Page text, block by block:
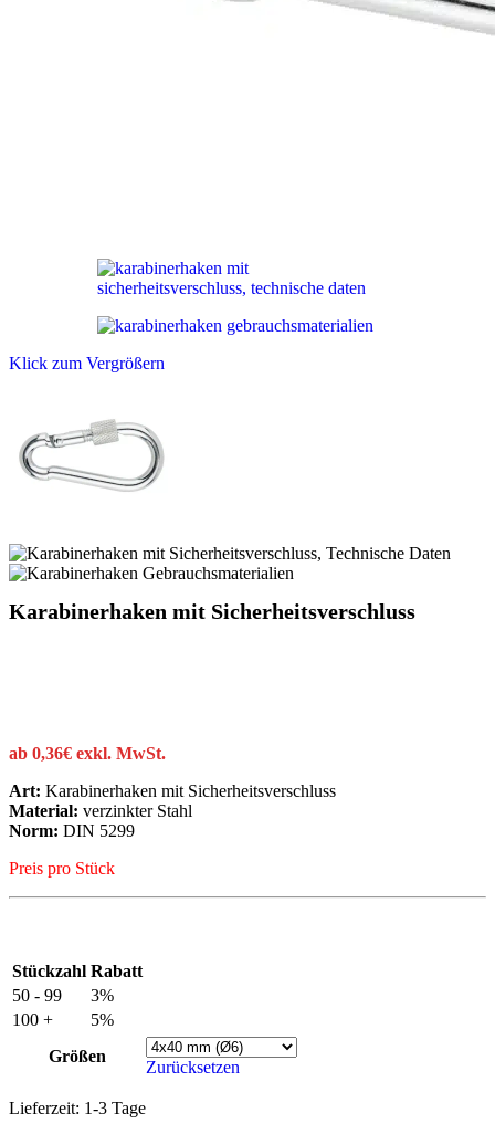
Klick zum Vergrößern
Karabinerhaken mit Sicherheitsverschluss
ab 0,36€ exkl. MwSt.
Art: Karabinerhaken mit Sicherheitsverschluss
Material: verzinkter Stahl
Norm: DIN 5299
Preis pro Stück
Stückzahl Rabatt
50 - 99
3%
100 +
5%
Größen
Zurücksetzen
Lieferzeit: 1-3 Tage